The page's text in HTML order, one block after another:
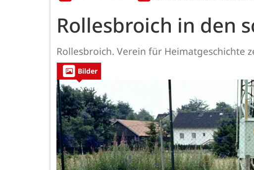
Rollesbroich in den
Rollesbroich. Verein für Heimatgeschichte
Bilder